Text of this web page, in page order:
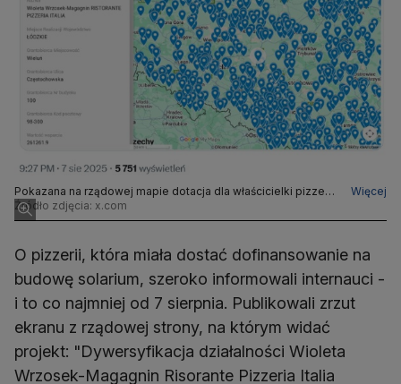
Pokazana na rządowej mapie dotacja dla właścicielki pizzerii,
która chciała poszerzyć działalność o usługi solarium, krążyła
w sieci już 7 sierpnia
Więcej
Źródło zdjęcia: x.com
O pizzerii, która miała dostać dofinansowanie na
budowę solarium, szeroko informowali internauci -
i to co najmniej od 7 sierpnia. Publikowali zrzut
ekranu z rządowej strony, na którym widać
projekt: "Dywersyfikacja działalności Wioleta
Wrzosek-Magagnin Risorante Pizzeria Italia